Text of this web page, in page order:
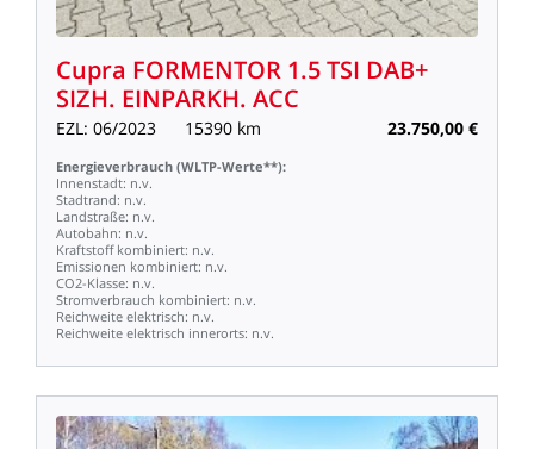
Cupra FORMENTOR 1.5TSI DAB+
SIZH. EINPARKH. ACC
EZL: 06/2023 15390 km 23.750,00 €
Energieverbrauch (WLTP-Werte**):
Innenstadt: n.v.
Stadtrand: n.v.
Landstraße: n.v.
Autobahn: n.v.
Kraftstoff kombiniert: n.v.
Emissionen kombiniert: n.v.
CO2-Klasse: n.v.
Stromverbrauch kombiniert: n.v.
Reichweite elektrisch: n.v.
Reichweite elektrisch innerorts: n.v.